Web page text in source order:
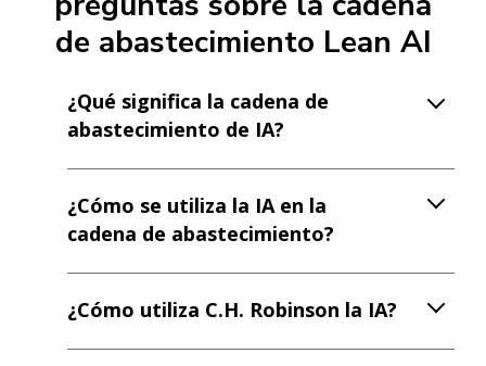
de abastecimiento Lean AI
¿Qué significa la cadena de
abastecimiento de IA?
¿Cómo se utiliza la IA en la
cadena de abastecimiento?
¿Cómo utiliza C.H. Robinson la IA?